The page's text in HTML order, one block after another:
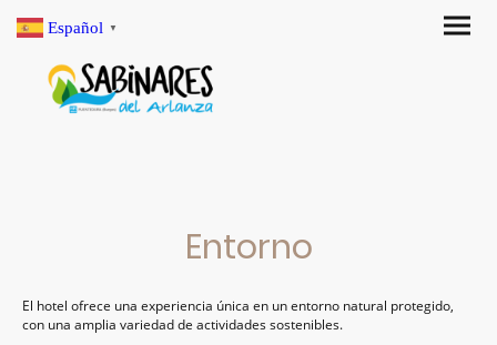
Entorno
El hotel ofrece una experiencia única en un entorno natural protegido,
con una amplia variedad de actividades sostenibles.
Español ▼